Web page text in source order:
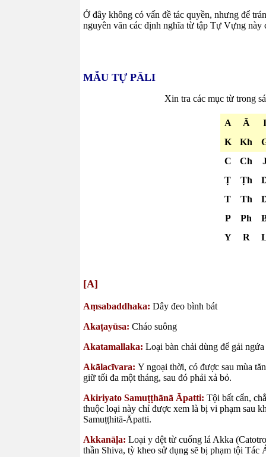
Ở đây không có vấn đề tác quyền, nhưng để
nguyên văn các định nghĩa từ tập Tự Vựng này
MẪU TỰ PĀLI
Xin tra các mục từ trong
A Ā
I
K
Kh
C
Ch
Ṭ
Ṭh
T
Th
P
Ph
Y
R
[A]
Aṃsabaddhaka: Dây đeo bình bát
Akaṭayūsa: Cháo suông
Akatamallaka: Loại bàn chải dùng để gải
Akālacīvara: Y ngoại thời, có được sau mùa
giữ tối đa một tháng, sau đó phải xả bỏ.
Akiriyato Samuṭṭhānā Āpatti: Tội bất cẩn,
thuộc loại này chỉ được xem là bị vi phạm sau
Samuṭṭhitā-Āpatti.
Akkanāḷa: Loại y dệt từ cuống lá Akka
thần Shiva, tỳ kheo sử dụng sẽ bị phạm tội Tác